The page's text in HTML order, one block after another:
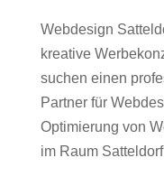
Webdesign
kreative
suchen einen
Partner für
Optimierung von
im Raum